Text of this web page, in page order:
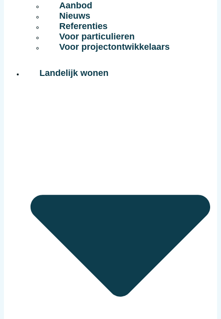
Aanbod
Nieuws
Referenties
Voor particulieren
Voor projectontwikkelaars
Landelijk wonen